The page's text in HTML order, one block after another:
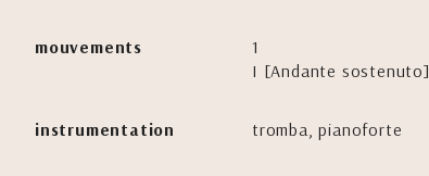
mouvements
1
I [Andante sostenuto]
instrumentation tromba, pianoforte